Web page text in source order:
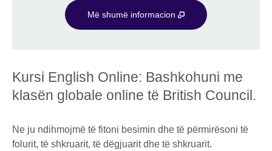
Më shumë informacion
Kursi English Online: Bashkohuni me
klasën globale online të British Council.
Ne ju ndihmojmë të fitoni besimin dhe të përmirësoni të
folurit, të shkruarit, të dëgjuarit dhe të shkruarit.